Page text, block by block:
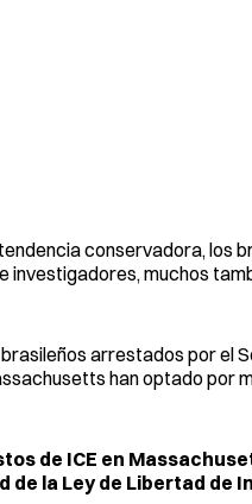
conservadora, los
investigadores, muchos
arrestados por el
han optado por
de ICE en
de la Ley de Libertad de